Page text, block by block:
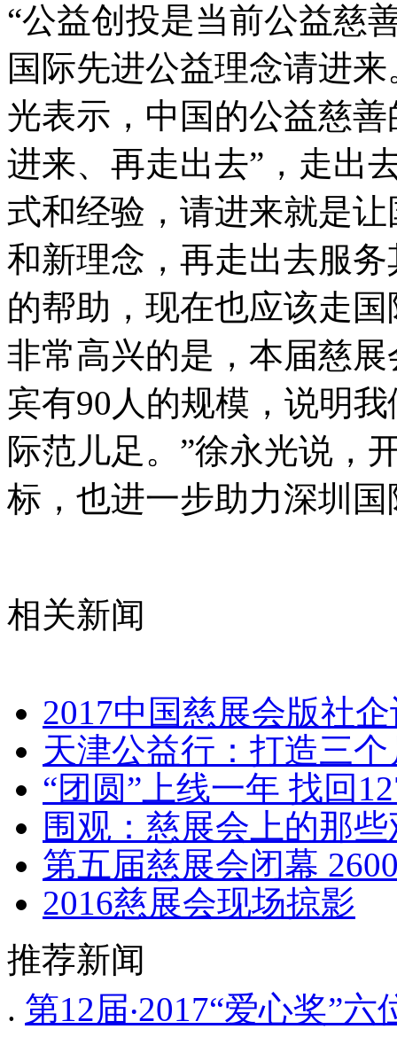
“公益创投是当前公益慈
国际先进公益理念请进
光表示，中国的公益慈
进来、再走出去”，走出
式和经验，请进来就是
和新理念，再走出去服
的帮助，现在也应该走
非常高兴的是，本届慈
宾有90人的规模，说明
际范儿足。”徐永光说，
标，也进一步助力深圳
相关新闻
2017中国慈展会版社
天津公益行：打造三个
“团圆”上线一年 找回
围观：慈展会上的那
第五届慈展会闭幕
2016慈展会现场掠影
推荐新闻
. 第12届‧2017“爱心奖”